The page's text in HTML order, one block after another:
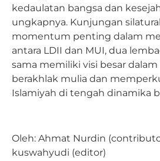
kedaulatan bangsa dan
ungkapnya. Kunjungan
momentum penting dalam
antara LDII dan MUI, dua
sama memiliki visi besar
berakhlak mulia dan
Islamiyah di tengah dinamika
Oleh: Ahmat Nurdin
kuswahyudi (editor)